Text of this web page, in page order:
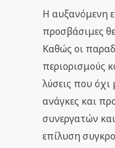
Η αυξανόμενη
προσβάσιμες
Καθώς οι
περιορισμούς
λύσεις που
ανάγκες και
συνεργατών
επίλυση